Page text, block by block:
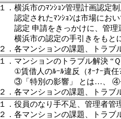
１．横浜市のﾏﾝｼｮﾝ管理計画認定
認定されたﾏﾝｼｮﾝは市場にお
認定 申請をきっかけに、管理
横浜市の認定の手引きをもとに
２．各マンションの課題、トラブ
１．マンションのトラブル解決 “
①賃借人のﾙｰﾙ違反（ｵｰﾅｰ責任
③「特別の影響」 とは…、 ④
２．各マンションの課題、トラブ
１．役員のなり手不足、管理者管
２．各マンションの課題、トラブ